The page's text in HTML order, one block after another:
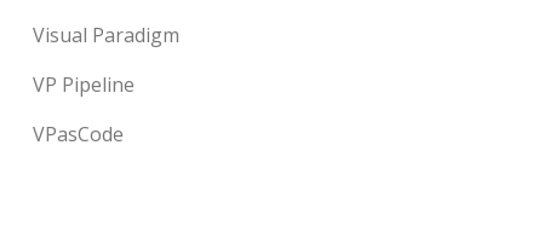
Visual Paradigm
VP Pipeline
VPasCode